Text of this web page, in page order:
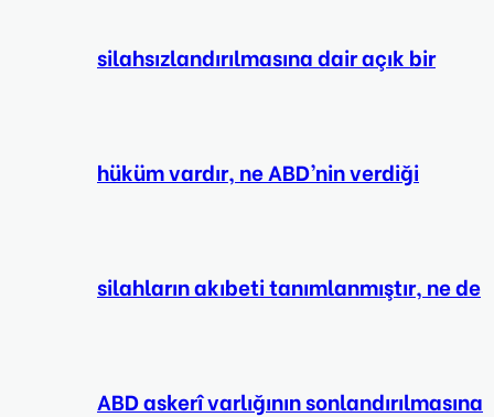
silahsızlandırılmasına dair açık bir
hüküm vardır, ne ABD’nin verdiği
silahların akıbeti tanımlanmıştır, ne de
ABD askerî varlığının sonlandırılmasına